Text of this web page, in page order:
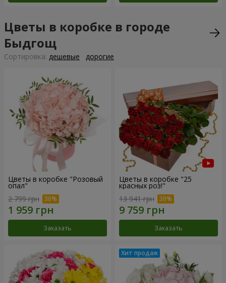
Цветы в коробке в городе
Быдгощ
Cортировка: дешевые дорогие
Цветы в коробке "Розовый
опал"
2 799 грн
Заказать
Цветы в коробке "25
красных роз!"
13 941 грн
Заказать